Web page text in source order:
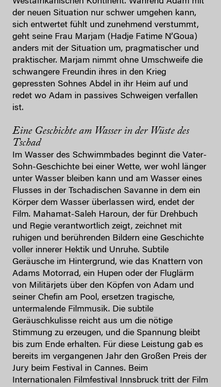
der neuen Situation nur schwer umgehen kann,
sich entwertet fühlt und zunehmend verstummt,
geht seine Frau Marjam (Hadje Fatime N’Goua)
anders mit der Situation um, pragmatischer und
praktischer. Marjam nimmt ohne Umschweife die
schwangere Freundin ihres in den Krieg
gepressten Sohnes Abdel in ihr Heim auf und
redet wo Adam in passives Schweigen verfallen
ist.
Eine Geschichte am Wasser in der Wüste des
Tschad
Im Wasser des Schwimmbades beginnt die Vater-
Sohn-Geschichte bei einer Wette, wer wohl länger
unter Wasser bleiben kann und am Wasser eines
Flusses in der Tschadischen Savanne in dem ein
Körper dem Wasser überlassen wird, endet der
Film. Mahamat-Saleh Haroun, der für Drehbuch
und Regie verantwortlich zeigt, zeichnet mit
ruhigen und berührenden Bildern eine Geschichte
voller innerer Hektik und Unruhe. Subtile
Geräusche im Hintergrund, wie das Knattern von
Adams Motorrad, ein Hupen oder der Fluglärm
von Militärjets über den Köpfen von Adam und
seiner Chefin am Pool, ersetzen tragische,
untermalende Filmmusik. Die subtile
Geräuschkulisse reicht aus um die nötige
Stimmung zu erzeugen, und die Spannung bleibt
bis zum Ende erhalten. Für diese Leistung gab es
bereits im vergangenen Jahr den Großen Preis der
Jury beim Festival in Cannes. Beim
Internationalen Filmfestival Innsbruck tritt der Film